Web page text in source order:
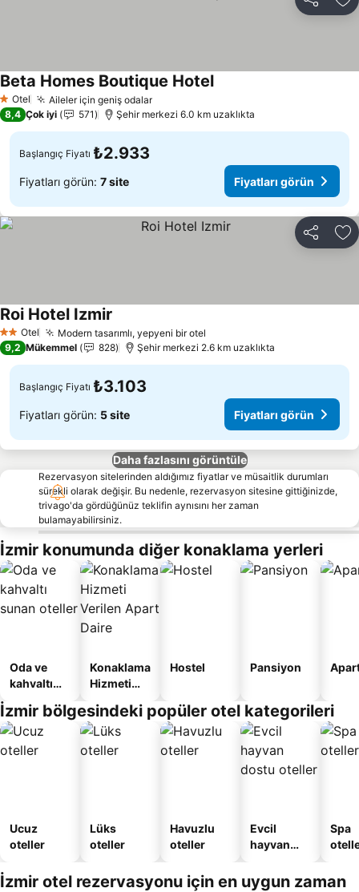
Paylaş
1 Yıldız
Otel Aileler için geniş odalar
Beta Homes Boutique Hotel
8,4 Çok iyi 571 Şehir merkezi 6.0 km uzaklıkta
Başlangıç Fiyatı ₺2.933
Fiyatları görün: 7 site Fiyatları görün
Paylaş
2 Yıldız
Otel Modern tasarımlı, yepyeni bir otel
Roi Hotel Izmir
9,2 Mükemmel 828 Şehir merkezi 2.6 km uzaklıkta
Başlangıç Fiyatı ₺3.103
Fiyatları görün: 5 site Fiyatları görün
Daha fazlasını görüntüle
Rezervasyon sitelerinden aldığımız fiyatlar ve müsaitlik durumları
sürekli olarak değişir. Bu nedenle, rezervasyon sitesine gittiğinizde,
trivago'da gördüğünüz teklifin aynısını her zaman
bulamayabilirsiniz.
İzmir konumunda diğer konaklama yerleri
Oda ve
kahvaltı
oteller
Konaklama
Hizmeti
Apart
Daire
Hostel Pansiyon
İzmir bölgesindeki popüler otel kategorileri
Ucuz
oteller
Lüks
oteller
Havuzlu
oteller
Evcil
hayvan
oteller
Spa
İzmir otel rezervasyonu için en uygun zaman